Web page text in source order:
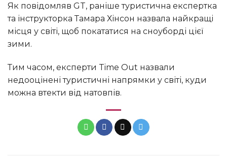
Як повідомляв GT, раніше туристична експертка
та інструкторка Тамара Хінсон назвала найкращі
місця у світі, щоб покататися на сноуборді цієї
зими.
Тим часом, експерти Time Out назвали
недооцінені туристичні напрямки у світі, куди
можна втекти від натовпів.